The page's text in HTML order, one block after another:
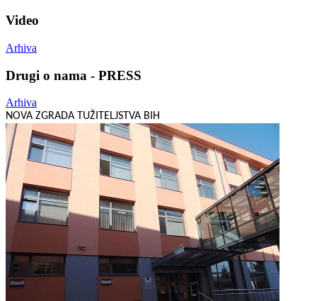
Video
Arhiva
Drugi o nama - PRESS
Arhiva
NOVA ZGRADA TUŽITELJSTVA BIH